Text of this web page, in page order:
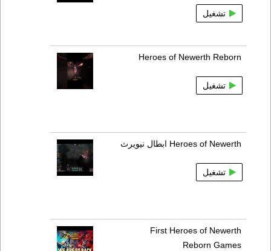
تشغيل
Heroes of Newerth Reborn
تشغيل
Heroes of Newerth ابطال نيويرث
تشغيل
First Heroes of Newerth
Reborn Games